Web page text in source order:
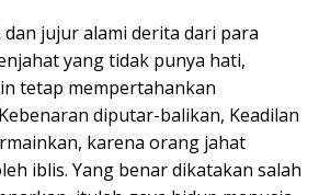
jujur alami derita dari para
yang tidak punya hati,
tetap mempertahankan
diputar-balikan, Keadilan
karena orang jahat
iblis. Yang benar dikatakan salah